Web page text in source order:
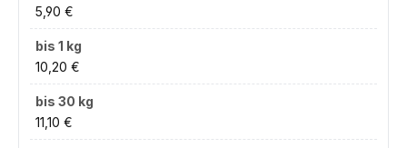
5,90 €
10,20 €
11,10 €